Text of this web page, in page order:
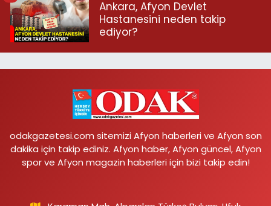
Ankara, Afyon Devlet
Hastanesini neden takip
ediyor?
odakgazetesi.com sitemizi Afyon haberleri ve Afyon son
dakika için takip ediniz. Afyon haber, Afyon güncel, Afyon
spor ve Afyon magazin haberleri için bizi takip edin!